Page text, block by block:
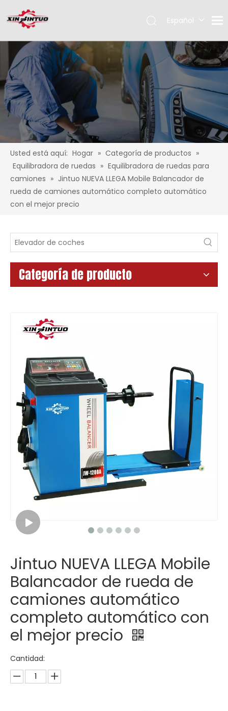
Español
Pусский
Usted está aquí: Hogar » Categoría de productos »
Equilibradora de ruedas » Equilibradora de ruedas para
camiones » Jintuo NUEVA LLEGA Mobile Balancador de
rueda de camiones automático completo automático
con el mejor precio
Categoría de producto
Jintuo NUEVA LLEGA Mobile
Balancador de rueda de
camiones automático
completo automático con
el mejor precio
Cantidad: